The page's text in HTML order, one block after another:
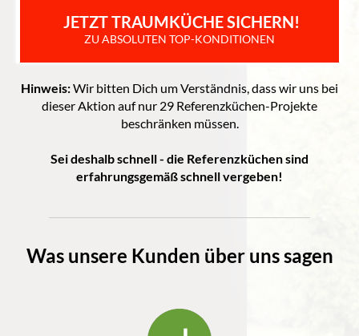
JETZT TRAUMKÜCHE SICHERN!
ZU ABSOLUTEN TOP-KONDITIONEN
Hinweis:Wir bitten Dich um Verständnis, dass wir uns bei
dieser Aktion auf nur 29 Referenzküchen-Projekte
beschränken müssen.
Sei deshalb schnell - die Referenzküchen sind
erfahrungsgemäß schnell vergeben!
Was unsere Kunden über uns sagen